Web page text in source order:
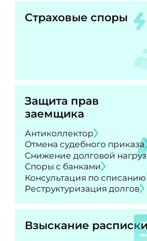
Страховые споры
Защита прав
заемщика
Антиколлектор
Отмена судебного приказа
Снижение долговой
Споры с банками
Консультация по
Реструктуризация долгов
Взыскание